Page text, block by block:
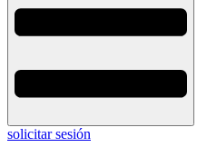
solicitar sesión